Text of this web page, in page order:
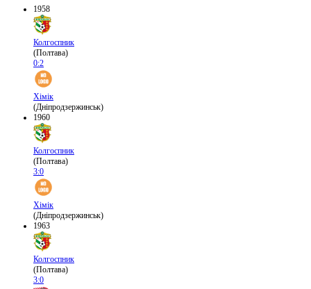
1958
Колгоспник
(Полтава)
0:2
Хімік
(Дніпродзержинськ)
1960
Колгоспник
(Полтава)
3:0
Хімік
(Дніпродзержинськ)
1963
Колгоспник
(Полтава)
3:0